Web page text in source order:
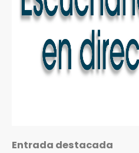
Entrada destacada